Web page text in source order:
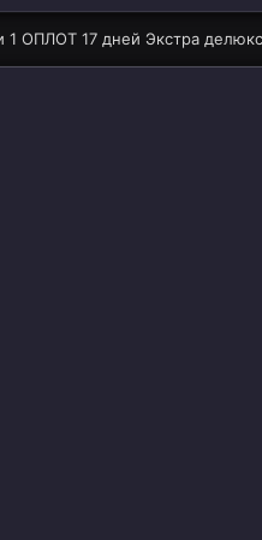
1 ОПЛОТ 17 дней Экстра